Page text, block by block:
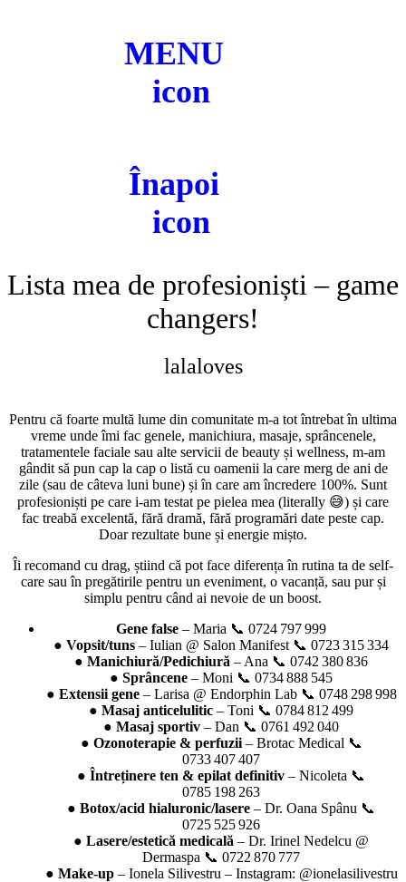
MENU
Înapoi
Lista mea de profesioniști – game
changers!
lalaloves
Pentru că foarte multă lume din comunitate m-a tot întrebat în ultima
vreme unde îmi fac genele, manichiura, masaje, sprâncenele,
tratamentele faciale sau alte servicii de beauty și wellness, m-am
gândit să pun cap la cap o listă cu oamenii la care merg de ani de
zile (sau de câteva luni bune) și în care am încredere 100%. Sunt
profesioniști pe care i-am testat pe pielea mea (literally 😅) și care
fac treabă excelentă, fără dramă, fără programări date peste cap.
Doar rezultate bune și energie mișto.
Îi recomand cu drag, știind că pot face diferența în rutina ta de self-
care sau în pregătirile pentru un eveniment, o vacanță, sau pur și
simplu pentru când ai nevoie de un boost.
Gene false – Maria 📞 0724 797 999
● Vopsit/tuns – Iulian @ Salon Manifest 📞 0723 315 334
● Manichiură/Pedichiură – Ana 📞 0742 380 836
● Sprâncene – Moni 📞 0734 888 545
● Extensii gene– Larisa @ Endorphin Lab 📞 0748 298 998
● Masaj anticelulitic – Toni 📞 0784 812 499
● Masaj sportiv – Dan 📞 0761 492 040
● Ozonoterapie & perfuzii– Brotac Medical 📞
0733 407 407
● Întreținere ten & epilat definitiv – Nicoleta 📞
0785 198 263
● Botox/acid hialuronic/lasere – Dr. Oana Spânu 📞
0725 525 926
● Lasere/estetică medicală – Dr. Irinel Nedelcu @
Dermaspa 📞 0722 870 777
● Make-up– Ionela Silivestru – Instagram: @ionelasilivestru